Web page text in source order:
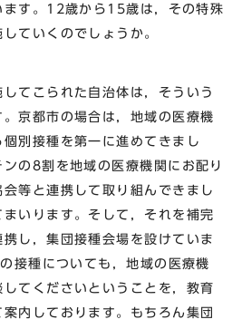
ます。12歳から15歳は，その特殊
ていくのでしょうか。
てこられた自治体は，そういう
京都市の場合は，地域の医療機
別接種を第一に進めてきまし
の8割を地域の医療機関にお配り
等と連携して取り組んできまし
いります。そして，それを補完
し，集団接種会場を設けていま
接種についても，地域の医療機
てくださいということを，教育
内しております。もちろん集団